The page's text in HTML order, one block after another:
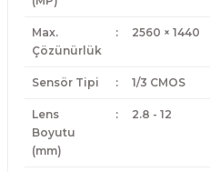
Max.
Çözünürlük
: 2560 × 1440
Sensör Tipi : 1/3 CMOS
Lens
Boyutu
(mm)
: 2.8 - 12